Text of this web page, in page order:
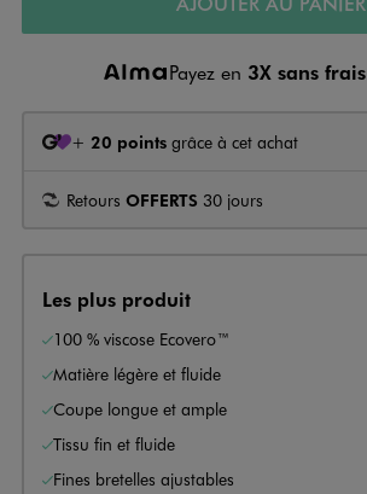
Payez en 3X sans frais
+ 20 points grâce à cet achat
Retours OFFERTS 30 jours
Les plus produit
100 % viscose Ecovero™
Matière légère et fluide
Coupe longue et ample
Tissu fin et fluide
Fines bretelles ajustables